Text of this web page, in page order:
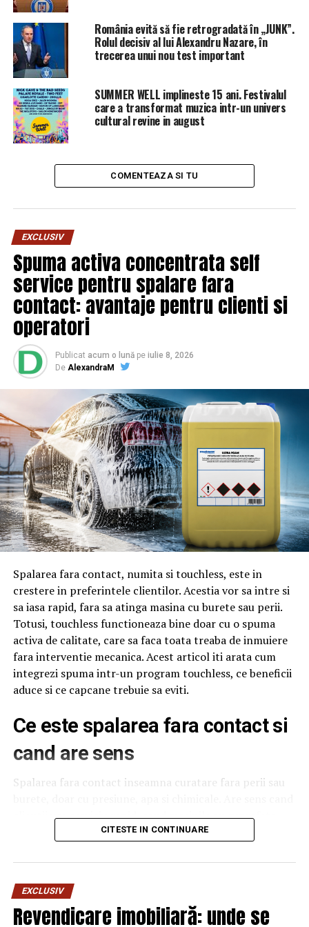
Cu ultima declarație s-a arătat a fi de acord o bună parte
a celor prezenți în sala de ședințe.
May le-a propus criticilor să vină cu vreo propunere
alternativă, dar a subliniat că revederea înțelegerilor la
care s-a ajuns cu Bruxellesul este imposibilă.
La această oră dezbaterile continuă, ele pot fi urmărite
în directpe site-ul nostru
ARTICOLE PE ACEIASI TEMA: PRIMA
URMATORUL
„Vocile Ortodoxiei din Rusia”, concert în România –
programul evenimentului | BrailaMEA
NU RATATI
Flash: Ultima oră, Dăncilă – decizie majoră pe Justiție! |
BrailaMEA
România evită să fie retrogradată în „JUNK”.
Rolul decisiv al lui Alexandru Nazare, în
trecerea unui nou test important
SUMMER WELL implineste 15 ani. Festivalul
care a transformat muzica intr-un univers
cultural revine in august
COMENTEAZA SI TU
EXCLUSIV
Spuma activa concentrata self
service pentru spalare fara
contact: avantaje pentru clienti si
operatori
Publicat acum o lună pe iulie 8, 2026
De AlexandraM
Spalarea fara contact, numita si touchless, este in
crestere in preferintele clientilor. Acestia vor sa intre si
sa iasa rapid, fara sa atinga masina cu burete sau perii.
Totusi, touchless functioneaza bine doar cu o spuma
activa de calitate, care sa faca toata treaba de inmuiere
fara interventie mecanica. Acest articol iti arata cum
integrezi spuma intr-un program touchless, ce beneficii
aduce si ce capcane trebuie sa eviti.
Ce este spalarea fara contact si
cand are sens
Spalarea fara contact inseamna curatare fara perii sau
clientii vor serviciu rapid, cand masinile au suprafete
delicate sau cand traficul este foarte mare si nu ai timp
foarte murdare, cu noroi intarit, caz in care touchless
nu poate face totul. Pentru o spalatorie medie,
combinatia intre touchless si un program cu perii
pentru cazurile extreme da cel mai bun echilibru intre
CITESTE IN CONTINUARE
EXCLUSIV
Revendicare imobiliară: unde se